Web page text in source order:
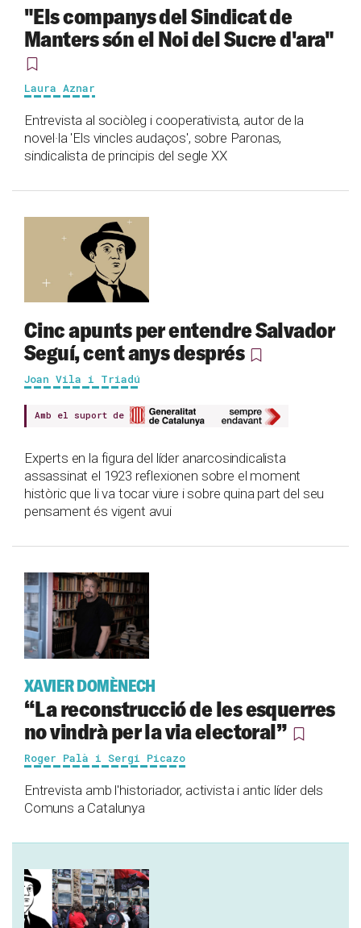
"Els companys del Sindicat de
Manters són el Noi del Sucre d'ara"
Laura Aznar
Entrevista al sociòleg i cooperativista, autor de la
novel·la 'Els vincles audaços', sobre Paronas,
sindicalista de principis del segle XX
Cinc apunts per entendre Salvador
Seguí, cent anys després
Joan Vila i Triadú
Amb el suport de
Experts en la figura del líder anarcosindicalista
assassinat el 1923 reflexionen sobre el moment
històric que li va tocar viure i sobre quina part del seu
pensament és vigent avui
XAVIER DOMÈNECH
“La reconstrucció de les esquerres
no vindrà per la via electoral”
Roger Palà i Sergi Picazo
Entrevista amb l'historiador, activista i antic líder dels
Comuns a Catalunya